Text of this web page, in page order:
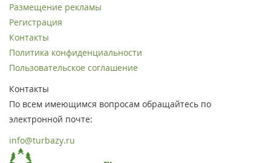
Размещение рекламы
Регистрация
Контакты
Политика конфиденциальности
Пользовательское соглашение
Контакты
По всем имеющимся вопросам обращайтесь по
электронной почте:
info@turbazy.ru